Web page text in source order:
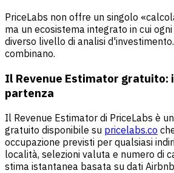
PriceLabs non offre un singolo
ma un ecosistema integrato in cui
diverso livello di analisi
combinano.
Il Revenue Estimator gratuito:
partenza
Il Revenue Estimator di PriceLabs è
gratuito disponibile su pricelabs.co
occupazione previsti per qualsiasi
località, selezioni valuta e numero di
stima istantanea basata su dati